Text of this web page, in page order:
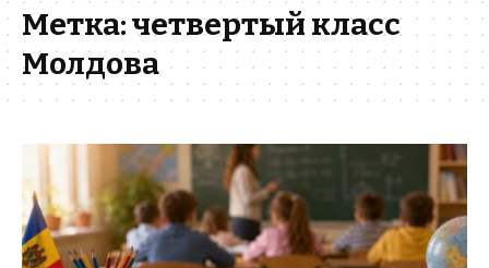
Метка:четвертый класс
Молдова